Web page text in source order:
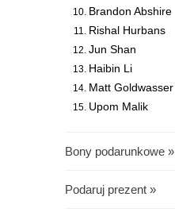
Brandon Abshire
Rishal Hurbans
Jun Shan
Haibin Li
Matt Goldwasser
Upom Malik
Bony podarunkowe »
Podaruj prezent »